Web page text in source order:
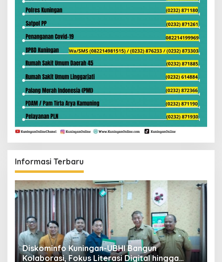
Informasi Terbaru
Diskominfo Kuningan-UBHI Bangun
Kolaborasi, Fokus Literasi Digital hingga